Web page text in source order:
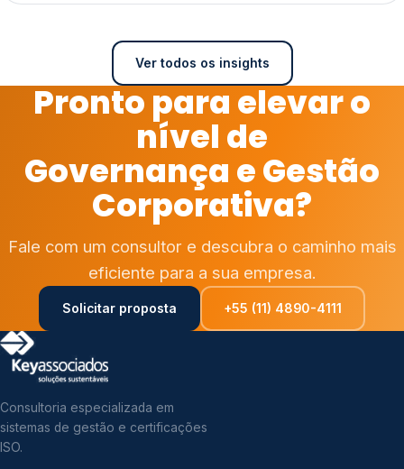
Ver todos os insights
Pronto para elevar o
nível de
Governança e Gestão
Corporativa?
Fale com um consultor e descubra o caminho mais
eficiente para a sua empresa.
Solicitar proposta +55 (11) 4890-4111
Consultoria especializada em
sistemas de gestão e certificações
ISO.